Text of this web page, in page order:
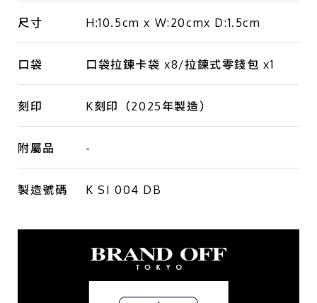
尺寸 H:10.5cm x W:20cmx D:1.5cm
口袋 口袋拉鍊卡袋 x8/拉鍊式零錢包 x1
刻印 K刻印（2025年製造）
附屬品 -
製造號碼 K SI 004 DB